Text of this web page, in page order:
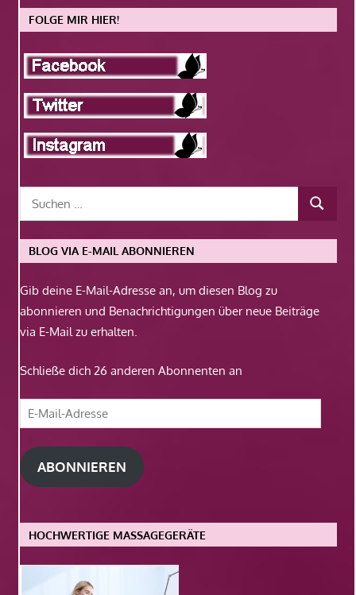
FOLGE MIR HIER!
BLOG VIA E-MAIL ABONNIEREN
Gib deine E-Mail-Adresse an, um diesen Blog zu
abonnieren und Benachrichtigungen über neue Beiträge
via E-Mail zu erhalten.
Schließe dich 26 anderen Abonnenten an
E-
Mail-
Adresse
ABONNIEREN
HOCHWERTIGE MASSAGEGERÄTE